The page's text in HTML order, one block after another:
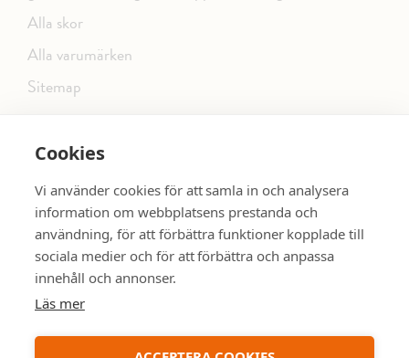
Cookies
Vi använder cookies för att samla in och analysera
information om webbplatsens prestanda och
användning, för att förbättra funktioner kopplade till
sociala medier och för att förbättra och anpassa
innehåll och annonser.
Läs mer
Alla skor
Alla varumärken
Sitemap
FÖLJ OSS PÅ SOCIALA MEDIER
SE MER SKOR: dinsko.se